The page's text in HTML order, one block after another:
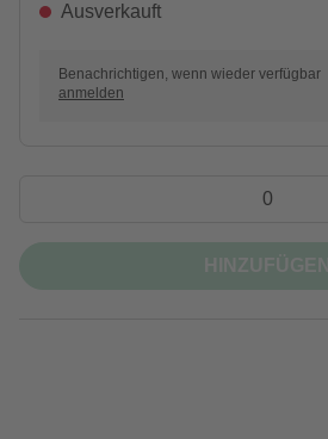
Ausverkauft
Benachrichtigen, wenn wieder verfügbar
anmelden